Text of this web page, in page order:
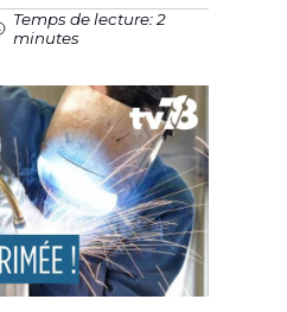
Temps de lecture: 2
minutes